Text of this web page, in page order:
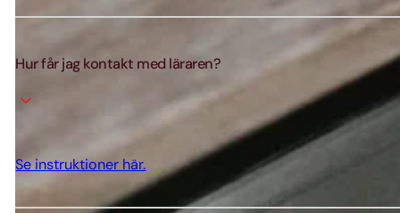
Hur får jag kontakt med läraren?
Se instruktioner här.